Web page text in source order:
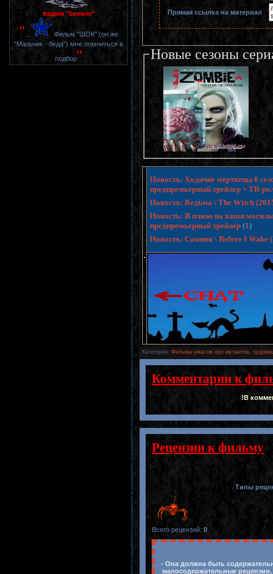
вадим "beewer"
"
Фильм "ШОК" (он же
"Мальчик - беда") мне помниться в
подбор"
Прямая ссылка на материал
Новые сезоны
.
Новость: Ходячие мертвецы 6
предпремьерный трейлер + ТВ-
Новость: Ведьма \ The Witch
Новость: Я плюю на ваши
предпремьерный трейлер (1)
Новость: Сомния \ Before I Wake
Категория: Фильмы ужасов про мутантов,
Комментарии к
!В
Рецензии к фильму
Типы
Всего рецензий: 0
- Она должна быть
малосодержательные